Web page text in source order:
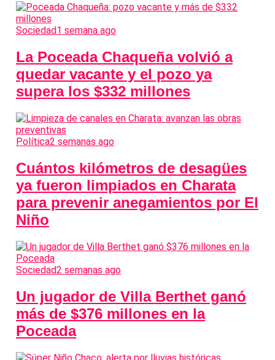
Sociedad1 semana ago
La Poceada Chaqueña volvió a
quedar vacante y el pozo ya
supera los $332 millones
Política2 semanas ago
Cuántos kilómetros de desagües
ya fueron limpiados en Charata
para prevenir anegamientos por El
Niño
Sociedad2 semanas ago
Un jugador de Villa Berthet ganó
más de $376 millones en la
Poceada